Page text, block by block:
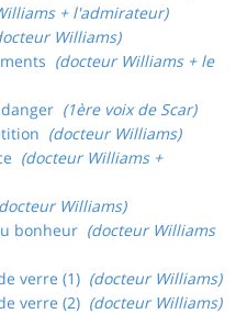
+ l'admirateur)
Williams)
(docteur Williams + le
(1ère voix de Scar)
(docteur Williams)
(docteur Williams +
Williams)
bonheur (docteur Williams
verre (1) (docteur Williams)
verre (2) (docteur Williams)